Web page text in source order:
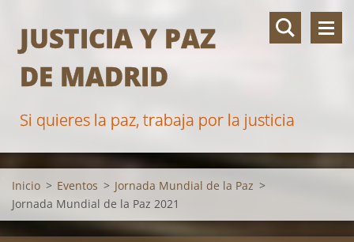
JUSTICIA Y PAZ
DE MADRID
Si quieres la paz, trabaja por la justicia
Inicio > Eventos > Jornada Mundial de la Paz >
Jornada Mundial de la Paz 2021